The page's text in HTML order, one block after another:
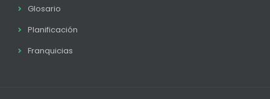
Glosario
Planificación
Franquicias